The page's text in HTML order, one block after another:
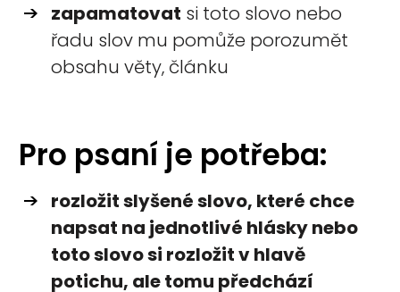
zapamatovat si toto slovo nebo
řadu slov mu pomůže porozumět
obsahu věty, článku
Pro psaní je potřeba:
rozložit slyšené slovo, které chce
napsat na jednotlivé hlásky nebo
toto slovo si rozložit v hlavě
potichu, ale tomu předchází